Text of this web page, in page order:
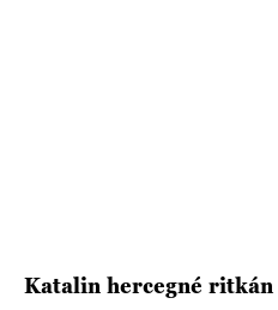
Katalin hercegné